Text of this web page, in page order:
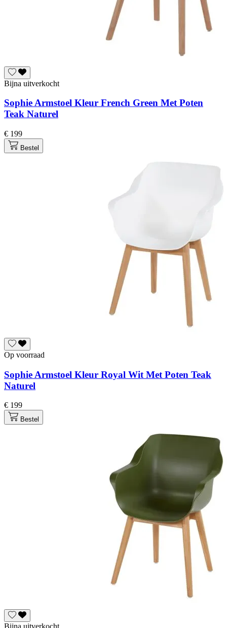
Bijna uitverkocht
Sophie Armstoel Kleur French Green Met Poten
Teak Naturel
€ 199
Bestel
Op voorraad
Sophie Armstoel Kleur Royal Wit Met Poten Teak
Naturel
€ 199
Bestel